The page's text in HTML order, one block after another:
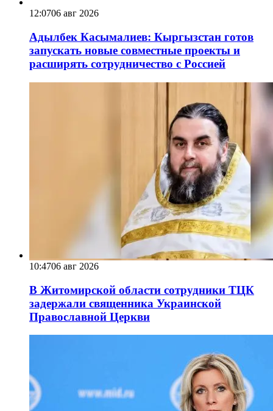
12:0706 авг 2026
Адылбек Касымалиев: Кыргызстан готов
запускать новые совместные проекты и
расширять сотрудничество с Россией
10:4706 авг 2026
В Житомирской области сотрудники ТЦК
задержали священника Украинской
Православной Церкви